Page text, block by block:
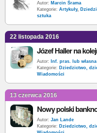
Autor: Marcin Śrama
Kategorie: Artykuły,
sztuka
22 listopada 2016
Autor: Inf. pras. lub własna
Kategorie: Dziedzictwo,
Wiadomości
13 czerwca 2016
Nowy polski
Autor: Jan Lande
Kategorie: Dziedzictwo,